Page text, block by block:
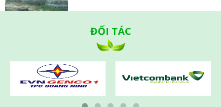
ĐỐI TÁC